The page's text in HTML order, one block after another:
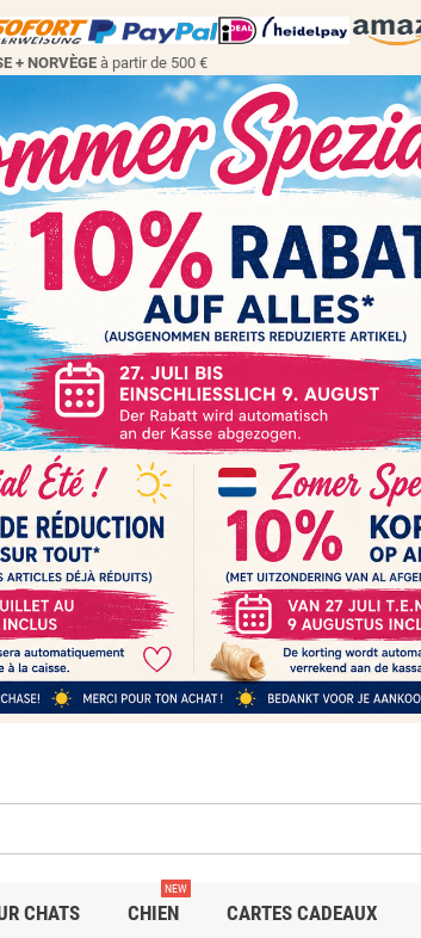
+ NORVÈGE à partir de 500 €
CHATS CHIEN
NEW
CARTES CADEAUX